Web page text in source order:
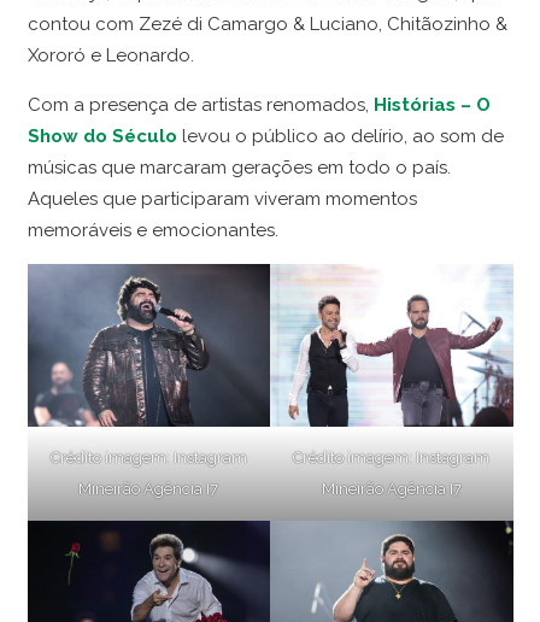
contou com Zezé di Camargo & Luciano, Chitãozinho &
Xororó e Leonardo.
Com a presença de artistas renomados, Histórias – O
Show do Século levou o público ao delírio, ao som de
músicas que marcaram gerações em todo o país.
Aqueles que participaram viveram momentos
memoráveis e emocionantes.
Crédito imagem: Instagram
Mineirão Agência I7
Crédito imagem:Instagram
Mineirão Agência I7